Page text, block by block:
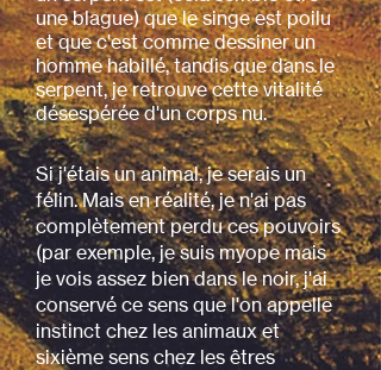
une blague) que le singe est poilu
et que c'est comme dessiner un
homme habillé, tandis que dans le
serpent, je retrouve cette vitalité
désespérée d'un corps nu.
Si j'étais un animal, je serais un
félin. Mais en réalité, je n'ai pas
complètement perdu ces pouvoirs
(par exemple, je suis myope mais
je vois assez bien dans le noir, j'ai
conservé ce sens que l'on appelle
instinct chez les animaux et
sixième sens chez les êtres